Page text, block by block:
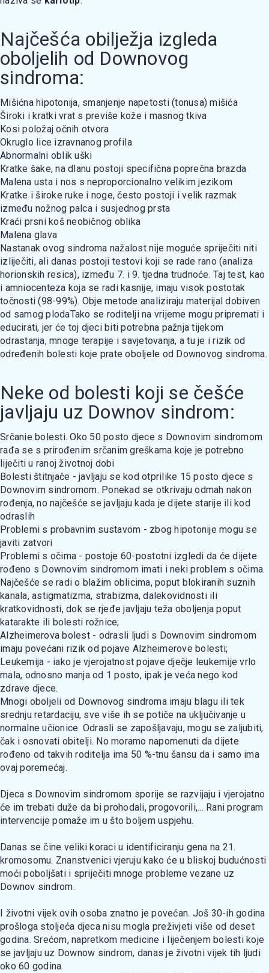
Najčešća obilježja izgleda
oboljelih od Downovog
sindroma:
Mišićna hipotonija, smanjenje napetosti (tonusa) mišića
Široki i kratki vrat s previše kože i masnog tkiva
Kosi položaj očnih otvora
Okruglo lice izravnanog profila
Abnormalni oblik uški
Kratke šake, na dlanu postoji specifična poprečna brazda
Malena usta i nos s neproporcionalno velikim jezikom
Kratke i široke ruke i noge, često postoji i velik razmak
između nožnog palca i susjednog prsta
Kraći prsni koš neobičnog oblika
Malena glava
Nastanak ovog sindroma nažalost nije moguće spriječiti niti
izliječiti, ali danas postoji testovi koji se rade rano (analiza
horionskih resica), između 7. i 9. tjedna trudnoće. Taj test, kao
i amniocenteza koja se radi kasnije, imaju visok postotak
točnosti (98-99%). Obje metode analiziraju materijal dobiven
od samog plodaTako se roditelji na vrijeme mogu pripremati i
educirati, jer će toj djeci biti potrebna pažnja tijekom
odrastanja, mnoge terapije i savjetovanja, a tu je i rizik od
određenih bolesti koje prate oboljele od Downovog sindroma.
Neke od bolesti koji se češće
javljaju uz Downov sindrom:
Srčanie bolesti. Oko 50 posto djece s Downovim sindromom
rađa se s prirođenim srčanim greškama koje je potrebno
liječiti u ranoj životnoj dobi
Bolesti štitnjače - javljaju se kod otprilike 15 posto djece s
Downovim sindromom. Ponekad se otkrivaju odmah nakon
rođenja, no najčešće se javljaju kada je dijete starije ili kod
odraslih
Problemi s probavnim sustavom - zbog hipotonije mogu se
javiti zatvori
Problemi s očima - postoje 60-postotni izgledi da će dijete
rođeno s Downovim sindromom imati i neki problem s očima.
Najčešće se radi o blažim oblicima, poput blokiranih suznih
kanala, astigmatizma, strabizma, dalekovidnosti ili
kratkovidnosti, dok se rjeđe javljaju teža oboljenja poput
katarakte ili bolesti rožnice;
Alzheimerova bolest - odrasli ljudi s Downovim sindromom
imaju povećani rizik od pojave Alzheimerove bolesti;
Leukemija - iako je vjerojatnost pojave dječje leukemije vrlo
mala, odnosno manja od 1 posto, ipak je veća nego kod
zdrave djece.
Mnogi oboljeli od Downovog sindroma imaju blagu ili tek
srednju retardaciju, sve više ih se potiče na uključivanje u
normalne učionice. Odrasli se zapošljavaju, mogu se zaljubiti,
čak i osnovati obitelji. No moramo napomenuti da dijete
rođeno od takvih roditelja ima 50 %-tnu šansu da i samo ima
ovaj poremećaj.
Djeca s Downovim sindromom sporije se razvijaju i vjerojatno
će im trebati duže da bi prohodali, progovorili,... Rani program
intervencije pomaže im u što boljem uspjehu.
Danas se čine veliki koraci u identificiranju gena na 21.
kromosomu. Znanstvenici vjeruju kako će u bliskoj budućnosti
moći poboljšati i spriječiti mnoge probleme vezane uz
Downov sindrom.
I životni vijek ovih osoba znatno je povećan. Još 30-ih godina
prošloga stoljeća djeca nisu mogla preživjeti više od deset
godina. Srećom, napretkom medicine i liječenjem bolesti koje
se javljaju uz Downow sindrom, danas je životni vijek tih ljudi
oko 60 godina.